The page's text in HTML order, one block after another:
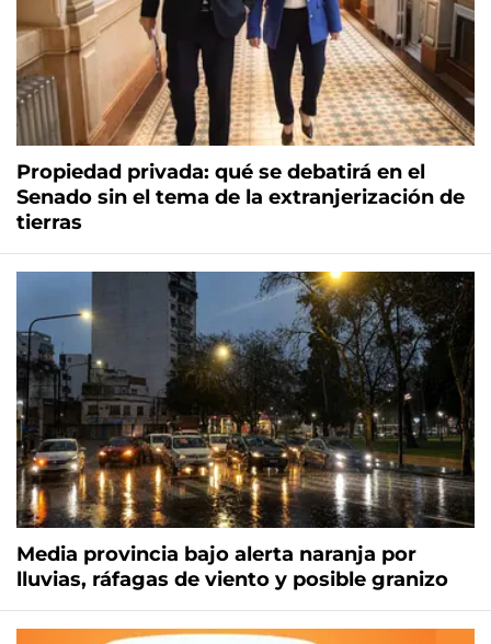
Propiedad privada: qué se debatirá en el
Senado sin el tema de la extranjerización de
tierras
Media provincia bajo alerta naranja por
lluvias, ráfagas de viento y posible granizo